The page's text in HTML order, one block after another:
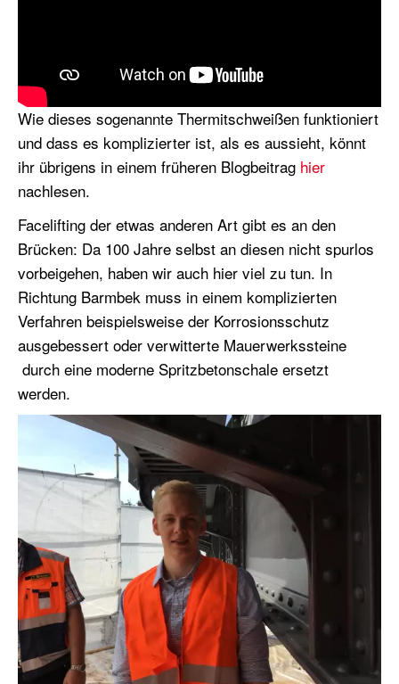
Wie dieses sogenannte Thermitschweißen funktioniert
und dass es komplizierter ist, als es aussieht, könnt
ihr übrigens in einem früheren Blogbeitrag hier
nachlesen.
Facelifting der etwas anderen Art gibt es an den
Brücken: Da 100 Jahre selbst an diesen nicht spurlos
vorbeigehen, haben wir auch hier viel zu tun. In
Richtung Barmbek muss in einem komplizierten
Verfahren beispielsweise der Korrosionsschutz
ausgebessert oder verwitterte Mauerwerkssteine
durch eine moderne Spritzbetonschale ersetzt
werden.